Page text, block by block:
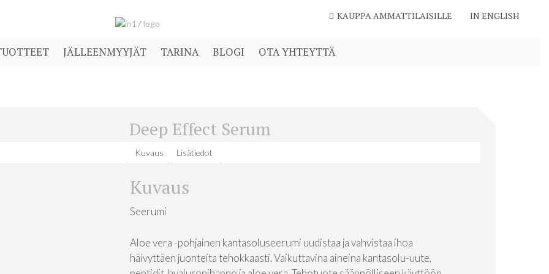
KAUPPA AMMATTILAISILLE IN ENGLISH
JÄLLEENMYYJÄT TARINA BLOGI OTA YHTEYTTÄ
Deep Effect Serum
Kuvaus Lisätiedot
Kuvaus
Seerumi
Aloe vera -pohjainen kantasoluseerumi uudistaa ja vahvistaa ihoa
häivyttäen juonteita tehokkaasti. Vaikuttavina aineina kantasolu-uute,